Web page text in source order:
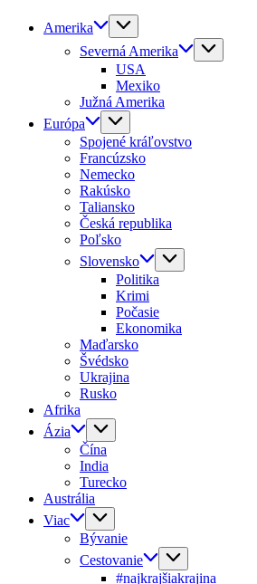
Amerika
Severná Amerika
USA
Mexiko
Južná Amerika
Európa
Spojené kráľovstvo
Francúzsko
Nemecko
Rakúsko
Taliansko
Česká republika
Poľsko
Slovensko
Politika
Krimi
Počasie
Ekonomika
Maďarsko
Švédsko
Ukrajina
Rusko
Afrika
Ázia
Čína
India
Turecko
Austrália
Viac
Bývanie
Cestovanie
#najkrajšiakrajina